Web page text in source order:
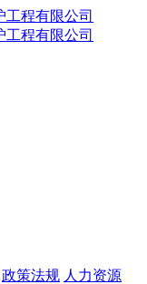
政策法规 人力资源